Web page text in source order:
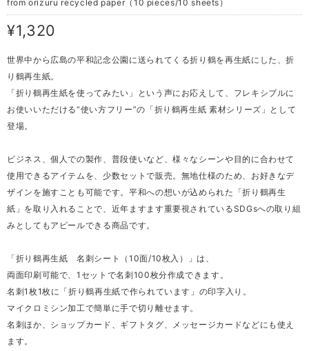
from orizuru recycled paper（10 pieces/10 sheets）
¥1,320
世界中から広島の平和記念公園に送られてくる折り鶴を再生紙にした、折
り鶴再生紙。
「折り鶴再生紙を使ってみたい」という声にお応えして、フレキシブルに
お使いいただける“使い方フリー”の「折り鶴再生紙 素材シリーズ」として
登場。
ビジネス、個人での製作、普段使いなど、様々なシーンや目的に合わせて
使用できるアイテムを、少数セットで販売。無地仕様のため、お好きなデ
ザインを施すことも可能です。平和への想いが込められた「折り鶴再生
紙」を取り入れることで、近年ますます重要視されているSDGsへの取り組
みとしてもアピールできる商品です。
「折り鶴再生紙 名刺シート（10面/10枚入）」は、
両面印刷可能で、1セットで名刺100枚分作成できます。
名刺1枚1枚に「折り鶴再生紙で作られています」の印字入り。
マイクロミシン加工で簡単に手で切り離せます。
名刺ほか、ショップカード、ギフトタグ、メッセージカードなどにも使え
ます。